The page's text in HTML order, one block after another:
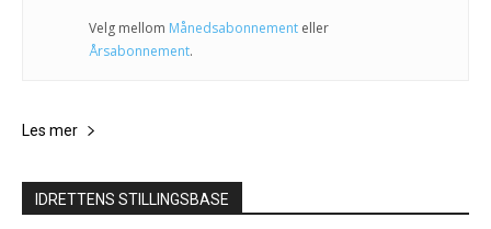
Velg mellom Månedsabonnement eller
Årsabonnement.
Les mer
IDRETTENS STILLINGSBASE